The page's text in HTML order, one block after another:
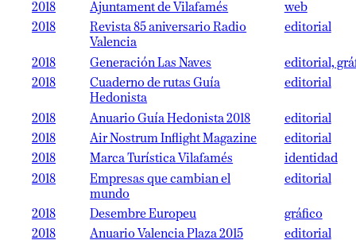
2018
Ajuntament de Vilafamés
web
2018
Revista 85 aniversario Radio
Valencia
editorial
2018 Generación Las Naves
editorial,
2018
Cuaderno de rutas Guía
Hedonista
editorial
2018 Anuario Guía Hedonista 2018
editorial
2018
Air Nostrum Inflight Magazine
editorial
2018
Marca Turística Vilafamés
identidad
2018
Empresas que cambian el
mundo
editorial
2018 Desembre Europeu
gráfico
2018
Anuario Valencia Plaza 2015
editorial